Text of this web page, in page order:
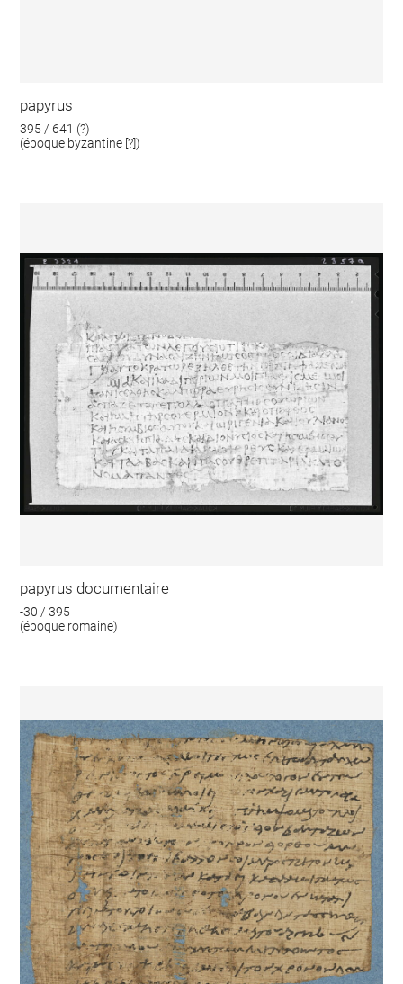
papyrus
395 / 641 (?)
(époque byzantine [?])
papyrus documentaire
-30 / 395
(époque romaine)